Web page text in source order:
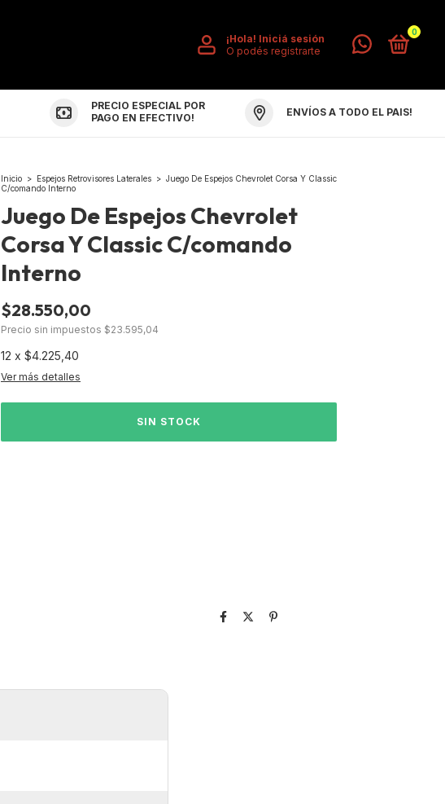
¡Hola! Iniciá sesión
O podés registrarte
0
PRECIO ESPECIAL POR
PAGO EN EFECTIVO!
ENVÍOS A TODO EL PAIS!
Inicio > Espejos Retrovisores Laterales > Juego De Espejos Chevrolet Corsa Y Classic
C/comando Interno
Juego De Espejos Chevrolet
Corsa Y Classic C/comando
Interno
$28.550,00
Precio sin impuestos $23.595,04
12 x $4.225,40
Ver más detalles